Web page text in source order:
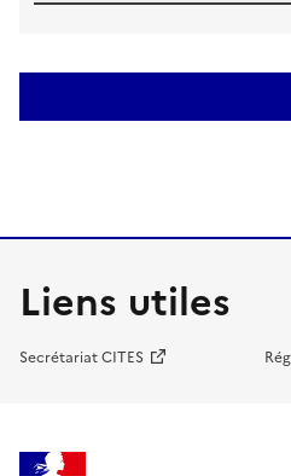
Liens utiles
Secrétariat CITES